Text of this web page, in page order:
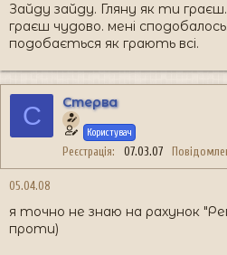
Зайду зайду. Гляну як ти
граєш чудово. мені
подобається як грають всі.
С Стерва
Користувач
Реєстрація 07.03.07
05.04.08
я точно не знаю на рахунок
проти)